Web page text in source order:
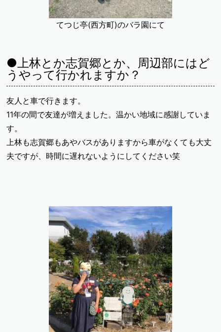
てつじ亭(西方町)のバラ園にて
●上林とか志賀郷とか、周辺部にはど
うやって行かれますか？
友人と車で行きます。
11年の間で友達が増えました。温かい地域に感謝していま
す。
上林も志賀郷もあやバスがありますから車がなくても大丈
夫ですが、時間に遅れないようにしてください笑